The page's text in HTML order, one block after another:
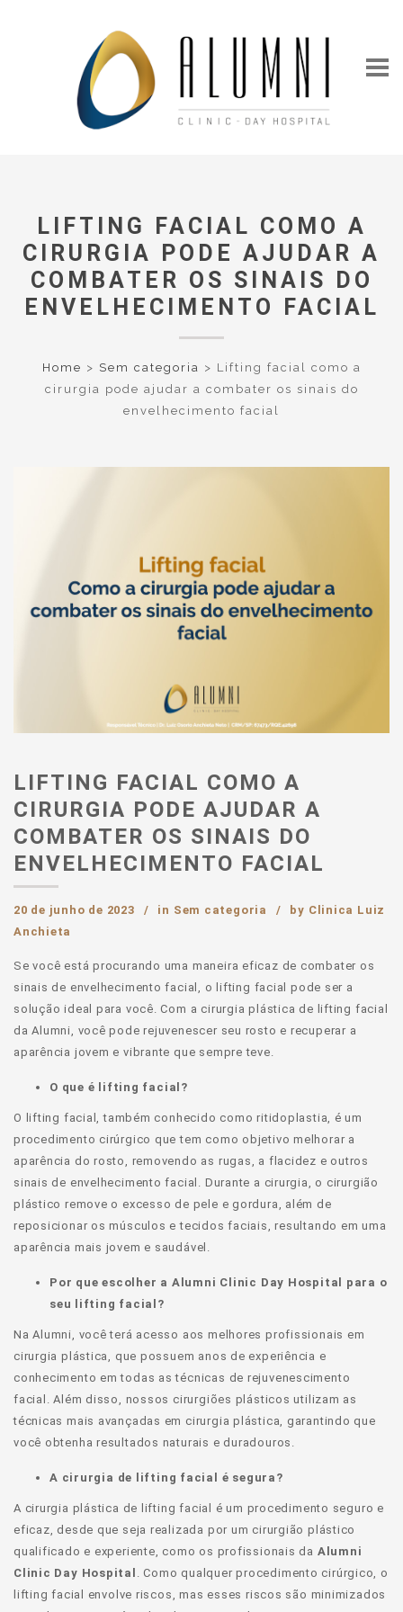
LIFTING FACIAL COMO A
CIRURGIA PODE AJUDAR A
COMBATER OS SINAIS DO
ENVELHECIMENTO FACIAL
Home > Sem categoria > Lifting facial como a
cirurgia pode ajudar a combater os sinais do
envelhecimento facial
LIFTING FACIAL COMO A
CIRURGIA PODE AJUDAR A
COMBATER OS SINAIS DO
ENVELHECIMENTO FACIAL
20 de junho de 2023 in Sem categoria by Clinica Luiz
Anchieta
Se você está procurando uma maneira eficaz de combater os
sinais de envelhecimento facial, o lifting facial pode ser a
solução ideal para você. Com a cirurgia plástica de lifting facial
da Alumni, você pode rejuvenescer seu rosto e recuperar a
aparência jovem e vibrante que sempre teve.
O que é lifting facial?
O lifting facial, também conhecido como ritidoplastia, é um
procedimento cirúrgico que tem como objetivo melhorar a
aparência do rosto, removendo as rugas, a flacidez e outros
sinais de envelhecimento facial. Durante a cirurgia, o cirurgião
plástico remove o excesso de pele e gordura, além de
reposicionar os músculos e tecidos faciais, resultando em uma
aparência mais jovem e saudável.
Por que escolher a Alumni Clinic Day Hospital para o
seu lifting facial?
Na Alumni, você terá acesso aos melhores profissionais em
cirurgia plástica, que possuem anos de experiência e
conhecimento em todas as técnicas de rejuvenescimento
facial. Além disso, nossos cirurgiões plásticos utilizam as
técnicas mais avançadas em cirurgia plástica, garantindo que
você obtenha resultados naturais e duradouros.
A cirurgia de lifting facial é segura?
A cirurgia plástica de lifting facial é um procedimento seguro e
eficaz, desde que seja realizada por um cirurgião plástico
qualificado e experiente, como os profissionais da Alumni
Clinic Day Hospital
. Como qualquer procedimento cirúrgico, o
lifting facial envolve riscos, mas esses riscos são minimizados